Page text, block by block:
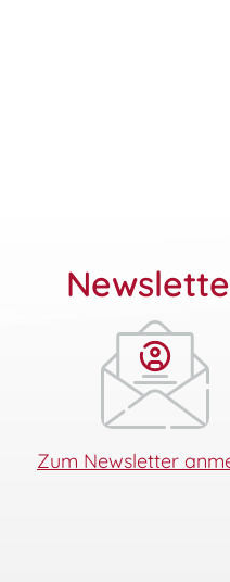
Zum Newsletter